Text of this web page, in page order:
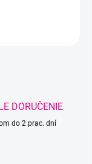
DORUČENIE
do 2 prac. dní